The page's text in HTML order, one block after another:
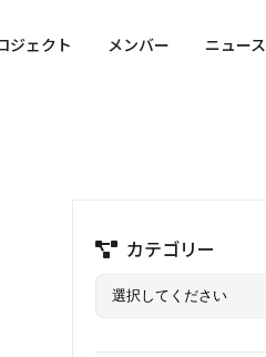
ジェクト メンバー ニュース
カテゴリー